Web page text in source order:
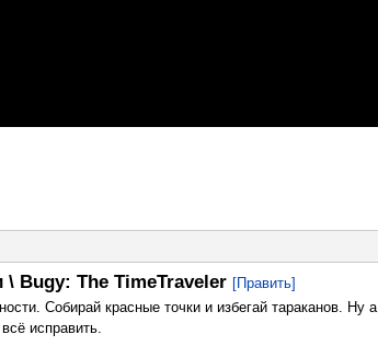
Bugy: The TimeTraveler [Править]
Собирай красные точки и избегай тараканов. Ну а
исправить.